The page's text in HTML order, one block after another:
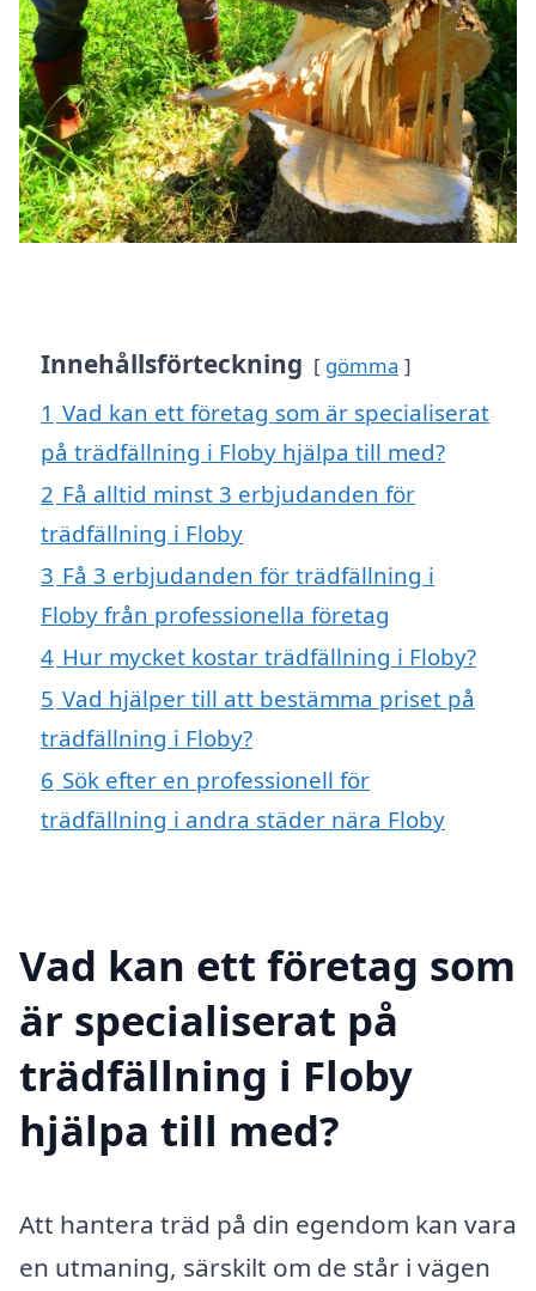
Innehållsförteckning gömma
1 Vad kan ett företag som är specialiserat
på trädfällning i Floby hjälpa till med?
2 Få alltid minst 3 erbjudanden för
trädfällning i Floby
3 Få 3 erbjudanden för trädfällning i
Floby från professionella företag
4 Hur mycket kostar trädfällning i Floby?
5 Vad hjälper till att bestämma priset på
trädfällning i Floby?
6 Sök efter en professionell för
trädfällning i andra städer nära Floby
Vad kan ett företag som
är specialiserat på
trädfällning i Floby
hjälpa till med?
Att hantera träd på din egendom kan vara
en utmaning, särskilt om de står i vägen